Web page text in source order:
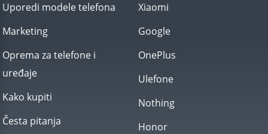
Uporedi modele telefona
Marketing
Oprema za telefone i
uređaje
Kako kupiti
Česta pitanja
Xiaomi
Google
OnePlus
Ulefone
Nothing
Honor